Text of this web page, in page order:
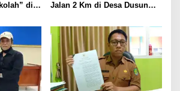
di
Jalan 2 Km di Desa Dusun
Berlumpur dan Berlubang